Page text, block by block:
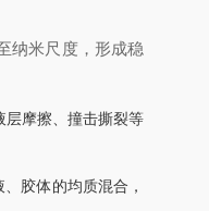
纳米尺度，形成稳
层摩擦、撞击撕裂等
胶体的均质混合，